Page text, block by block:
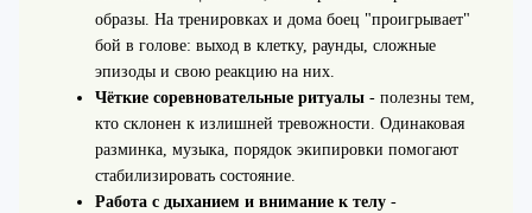
образы. На тренировках и дома боец "проигрывает"
бой в голове: выход в клетку, раунды, сложные
эпизоды и свою реакцию на них.
Чёткие соревновательные ритуалы- полезны тем,
кто склонен к излишней тревожности. Одинаковая
разминка, музыка, порядок экипировки помогают
стабилизировать состояние.
Работа с дыханием и внимание к телу-